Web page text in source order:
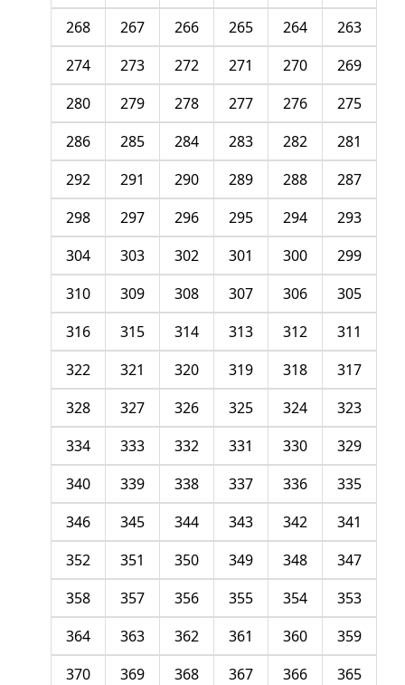
263
264
265
266
267
268
269
270
271
272
273
274
275
276
277
278
279
280
281
282
283
284
285
286
287
288
289
290
291
292
293
294
295
296
297
298
299
300
301
302
303
304
305
306
307
308
309
310
311
312
313
314
315
316
317
318
319
320
321
322
323
324
325
326
327
328
329
330
331
332
333
334
335
336
337
338
339
340
341
342
343
344
345
346
347
348
349
350
351
352
353
354
355
356
357
358
359
360
361
362
363
364
365
366
367
368
369
370